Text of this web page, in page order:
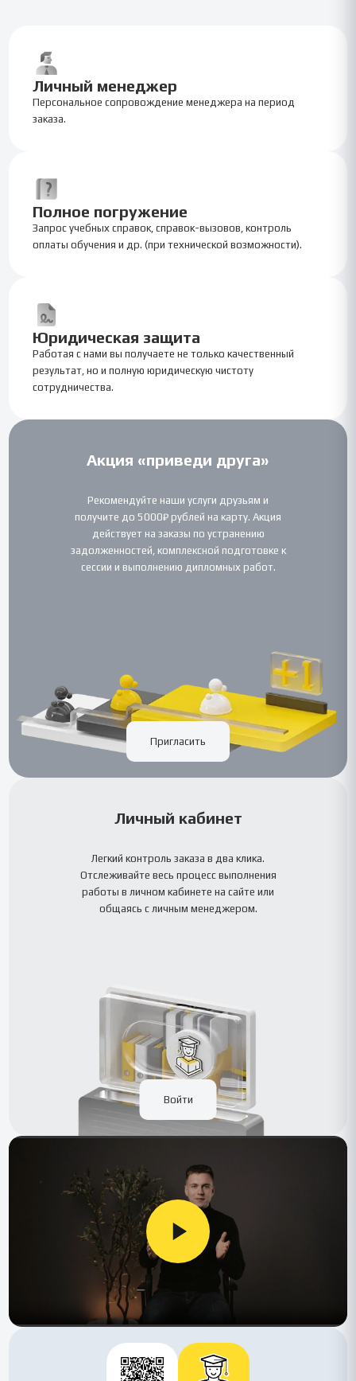
Личный менеджер
Персональное сопровождение менеджера на период
заказа.
Полное погружение
Запрос учебных справок, справок-вызовов, контроль
оплаты обучения и др. (при технической возможности).
Юридическая защита
Работая с нами вы получаете не только качественный
результат, но и полную юридическую чистоту
сотрудничества.
Акция «приведи друга»
Рекомендуйте наши услуги друзьям и
получите до 5000₽ рублей на карту. Акция
действует на заказы по устранению
задолженностей, комплексной подготовке к
сессии и выполнению дипломных работ.
Пригласить
Личный кабинет
Легкий контроль заказа в два клика.
Отслеживайте весь процесс выполнения
работы в личном кабинете на сайте или
общаясь с личным менеджером.
Войти